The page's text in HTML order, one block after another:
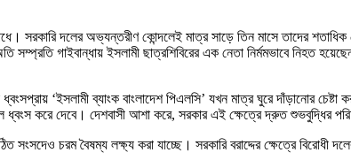
সরকারি দলের অভ্যন্তরীণ কোন্দলেই মাত্র সাড়ে তিন মাসে তাদের
সম্প্রতি গাইবান্ধায় ইসলামী ছাত্রশিবিরের এক নেতা নির্মমভাবে নিহত
‘ইসলামী ব্যাংক বাংলাদেশ পিএলসি’ যখন মাত্র ঘুরে দাঁড়ানোর চেষ্টা
ধ্বংস করে দেবে। দেশবাসী আশা করে, সরকার এই ক্ষেত্রে দ্রুত শুভবুদ্ধির
চরম বৈষম্য লক্ষ্য করা যাচ্ছে। সরকারি বরাদ্দের ক্ষেত্রে বিরোধী